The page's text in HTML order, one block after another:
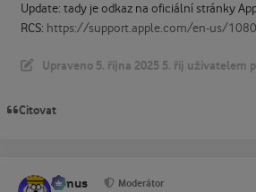
Update: tady je odkaz na oficiální stránky
RCS: https://support.apple.com/en-us/
Upraveno 5. října 2025 5. říj uživatelem
Citovat
tomus Moderátor